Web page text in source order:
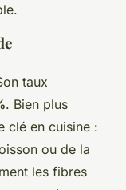
taux
. Bien plus
clé en cuisine :
ou de la
les fibres